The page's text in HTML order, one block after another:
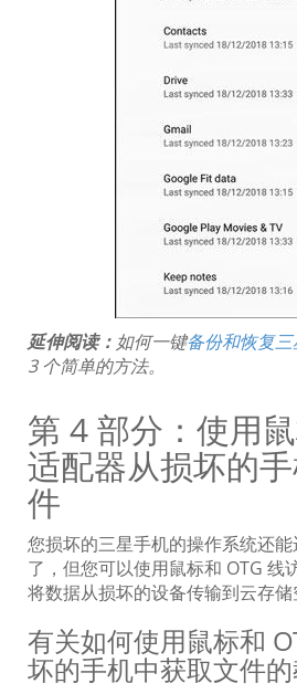
延伸阅读： 如​​何一键备份和恢复三
3 个简单的方法。
第 4 部分：使用
适配器从损坏的
件
您损坏的三星手机的操作系统还
了，但您可以使用鼠标和 OTG 线
将数据从损坏的设备传输到云存储
有关如何使用鼠标和
坏的手机中获取文件的